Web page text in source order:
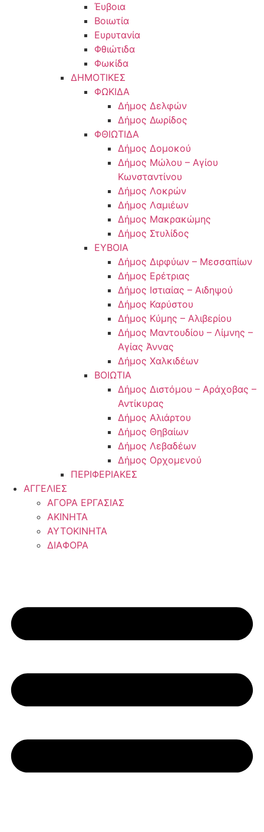
Έυβοια
Βοιωτία
Ευρυτανία
Φθιώτιδα
Φωκίδα
ΔΗΜΟΤΙΚΕΣ
ΦΩΚΙΔΑ
Δήμος Δελφών
Δήμος Δωρίδος
ΦΘΙΩΤΙΔΑ
Δήμος Δομοκού
Δήμος Μώλου – Αγίου
Κωνσταντίνου
Δήμος Λοκρών
Δήμος Λαμιέων
Δήμος Μακρακώμης
Δήμος Στυλίδος
ΕΥΒΟΙΑ
Δήμος Διρφύων – Μεσσαπίων
Δήμος Ερέτριας
Δήμος Ιστιαίας – Αιδηψού
Δήμος Καρύστου
Δήμος Κύμης – Αλιβερίου
Δήμος Μαντουδίου – Λίμνης –
Αγίας Άννας
Δήμος Χαλκιδέων
ΒΟΙΩΤΙΑ
Δήμος Διστόμου – Αράχοβας –
Αντίκυρας
Δήμος Αλιάρτου
Δήμος Θηβαίων
Δήμος Λεβαδέων
Δήμος Ορχομενού
ΠΕΡΙΦΕΡΙΑΚΕΣ
ΑΓΓΕΛΙΕΣ
ΑΓΟΡΑ ΕΡΓΑΣΙΑΣ
ΑΚΙΝΗΤΑ
ΑΥΤΟΚΙΝΗΤΑ
ΔΙΑΦΟΡΑ